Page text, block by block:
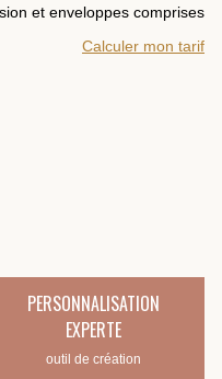
et enveloppes comprises
Calculer mon tarif
PERSONNALISATION
EXPERTE
outil de création